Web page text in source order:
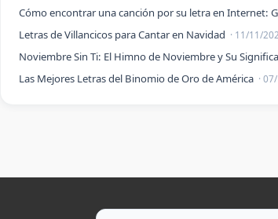
Cómo encontrar una canción por su letra en Internet:
Letras de Villancicos para Cantar en Navidad · 11/11/
Noviembre Sin Ti: El Himno de Noviembre y Su
Las Mejores Letras del Binomio de Oro de América ·